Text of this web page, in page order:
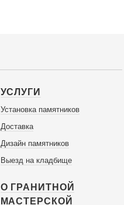
УСЛУГИ
Установка памятников
Доставка
Дизайн памятников
Выезд на кладбище
О ГРАНИТНОЙ
МАСТЕРСКОЙ